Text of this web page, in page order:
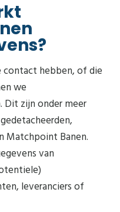
contact hebben, of die
we
Dit zijn onder meer
Matchpoint Banen.
van
leveranciers of